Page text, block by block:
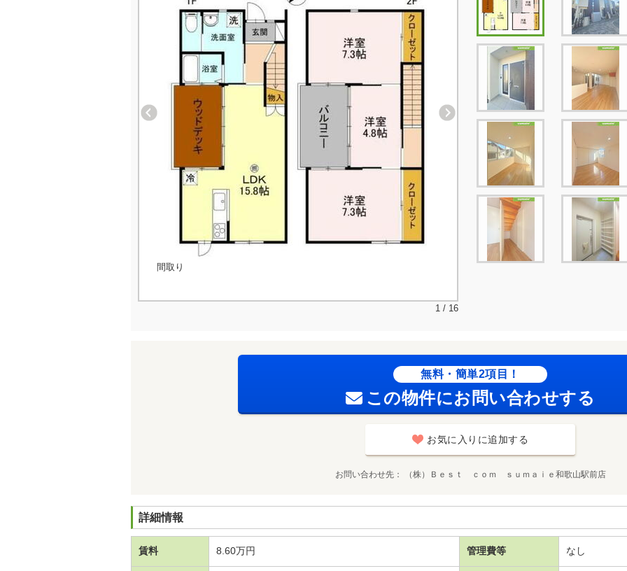
間取り
1 / 16
無料・簡単2項目！
この物件にお問い合わせする
お気に入りに追加する
お問い合わせ先 （株）Ｂｅｓｔ ｃｏｍ ｓｕｍａｉｅ和歌山駅前店
詳細情報
賃料 8.60万円 管理費等 なし